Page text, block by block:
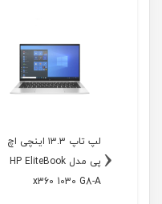
لپ تاپ ۱۳.۳ اینچی اچ
پی مدل HP EliteBook
x360 1030 G8-A ‹